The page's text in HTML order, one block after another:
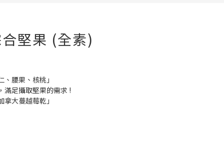
堅果 (全素)
腰果、核桃」
滿足攝取堅果的需求 !
大蔓越莓乾」